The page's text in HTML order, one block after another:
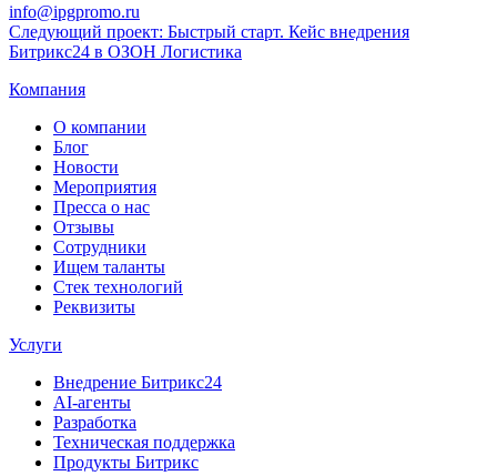
info@ipgpromo.ru
Следующий проект: Быстрый старт. Кейс внедрения
Битрикс24 в ОЗОН Логистика
Компания
О компании
Блог
Новости
Мероприятия
Пресса о нас
Отзывы
Сотрудники
Ищем таланты
Стек технологий
Реквизиты
Услуги
Внедрение Битрикс24
AI-агенты
Разработка
Техническая поддержка
Продукты Битрикс